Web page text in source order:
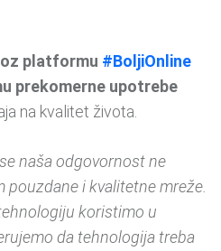
platformu #BoljiOnline
prekomerne upotrebe
na kvalitet života.
naša odgovornost ne
pouzdane i kvalitetne mreže.
koristimo u
da tehnologija treba